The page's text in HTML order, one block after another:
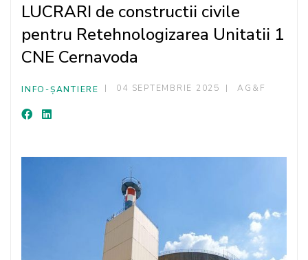
LUCRARI de constructii civile
pentru Retehnologizarea Unitatii 1
CNE Cernavoda
INFO-ȘANTIERE 04 SEPTEMBRIE 2025 AG&F